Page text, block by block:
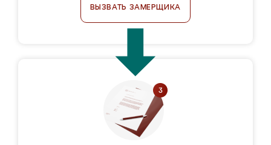
ВЫЗВАТЬ ЗАМЕРЩИКА